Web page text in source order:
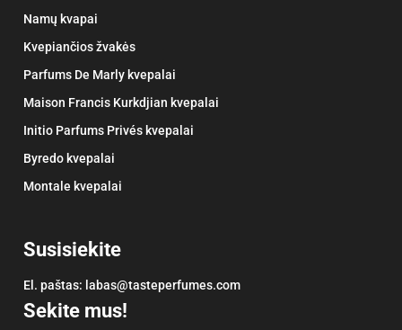
Namų kvapai
Kvepiančios žvakės
Parfums De Marly kvepalai
Maison Francis Kurkdjian kvepalai
Initio Parfums Privés kvepalai
Byredo kvepalai
Montale kvepalai
Susisiekite
El. paštas: labas@tasteperfumes.com
Sekite mus!